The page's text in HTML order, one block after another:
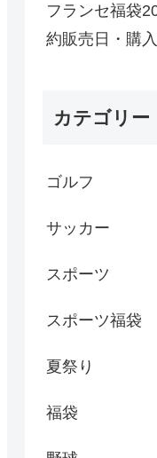
フランセ福袋
約販売日・購
カテゴリー
ゴルフ
サッカー
スポーツ
スポーツ福袋
夏祭り
福袋